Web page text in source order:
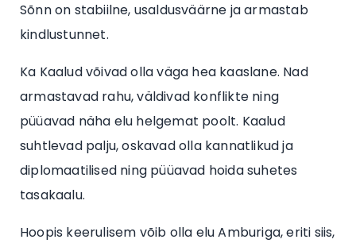
Sõnn on stabiilne, usaldusväärne ja armastab
kindlustunnet.
Ka Kaalud võivad olla väga hea kaaslane. Nad
armastavad rahu, väldivad konflikte ning
püüavad näha elu helgemat poolt. Kaalud
suhtlevad palju, oskavad olla kannatlikud ja
diplomaatilised ning püüavad hoida suhetes
tasakaalu.
Hoopis keerulisem võib olla elu Amburiga, eriti siis,